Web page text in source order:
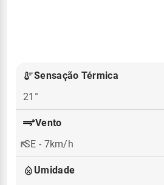
Sensação Térmica
21°
Vento
SE - 7km/h
Umidade